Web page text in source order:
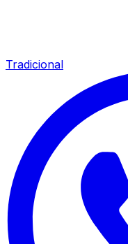
Tradicional